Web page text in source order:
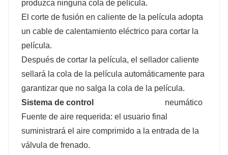
produzca ninguna cola de película.
El corte de fusión en caliente de la película adopta
un cable de calentamiento eléctrico para cortar la
película.
Después de cortar la película, el sellador caliente
sellará la cola de la película automáticamente para
garantizar que no salga la cola de la película.
Sistema de control
neumático
Fuente de aire requerida: el usuario final
suministrará el aire comprimido a la entrada de la
válvula de frenado.